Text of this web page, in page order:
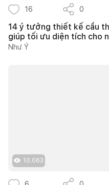
16 0
14 ý tưởng thiết kế cầu
giúp tối ưu diện tích cho
Như Ý
10.063